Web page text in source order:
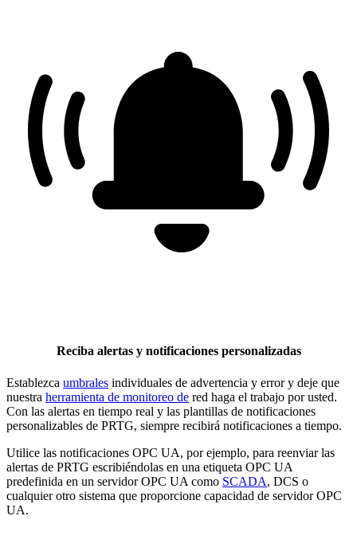
Reciba alertas y notificaciones personalizadas
Establezca umbrales individuales de advertencia y error y deje que
nuestra herramienta de monitoreo de red haga el trabajo por usted.
Con las alertas en tiempo real y las plantillas de notificaciones
personalizables de PRTG, siempre recibirá notificaciones a tiempo.
Utilice las notificaciones OPC UA, por ejemplo, para reenviar las
alertas de PRTG escribiéndolas en una etiqueta OPC UA
predefinida en un servidor OPC UA como SCADA, DCS o
cualquier otro sistema que proporcione capacidad de servidor OPC
UA.